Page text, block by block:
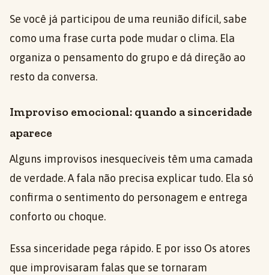
Se você já participou de uma reunião difícil, sabe
como uma frase curta pode mudar o clima. Ela
organiza o pensamento do grupo e dá direção ao
resto da conversa.
Improviso emocional: quando a sinceridade
aparece
Alguns improvisos inesquecíveis têm uma camada
de verdade. A fala não precisa explicar tudo. Ela só
confirma o sentimento do personagem e entrega
conforto ou choque.
Essa sinceridade pega rápido. E por isso Os atores
que improvisaram falas que se tornaram